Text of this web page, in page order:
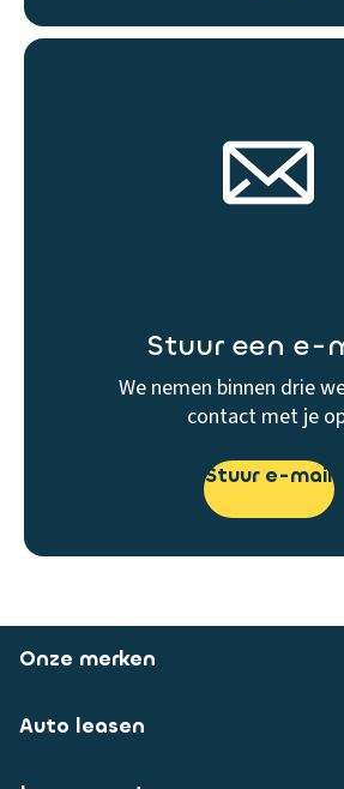
Stuur een e-
We nemen binnen drie
contact met je
Stuur e-mail
Onze merken
Auto leasen